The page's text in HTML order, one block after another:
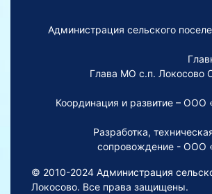
Администрация сельского
Глава МО с.п. Локосово
Координация и развитие – ООО
Разработка,
сопровождение - ООО
© 2010-2024 Администрация
Локосово. Все права защищены.